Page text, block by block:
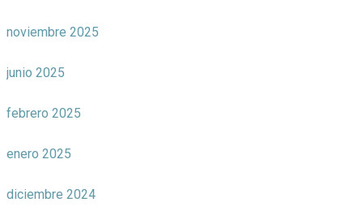
noviembre 2025
junio 2025
febrero 2025
enero 2025
diciembre 2024